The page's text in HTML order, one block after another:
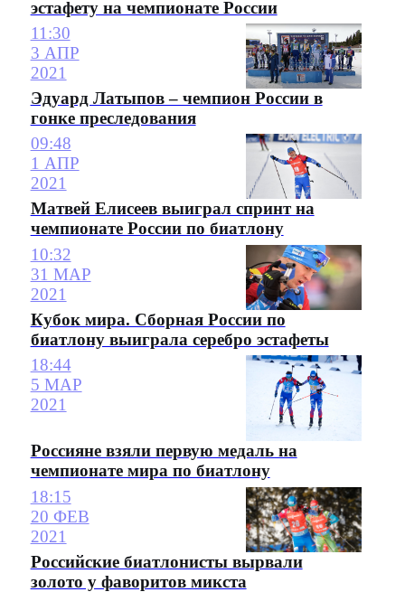
эстафету на чемпионате России
11:30
3 АПР
2021
Эдуард Латыпов – чемпион России в
гонке преследования
09:48
1 АПР
2021
Матвей Елисеев выиграл спринт на
чемпионате России по биатлону
10:32
31 МАР
2021
Кубок мира. Сборная России по
биатлону выиграла серебро эстафеты
18:44
5 МАР
2021
Россияне взяли первую медаль на
чемпионате мира по биатлону
18:15
20 ФЕВ
2021
Российские биатлонисты вырвали
золото у фаворитов микста